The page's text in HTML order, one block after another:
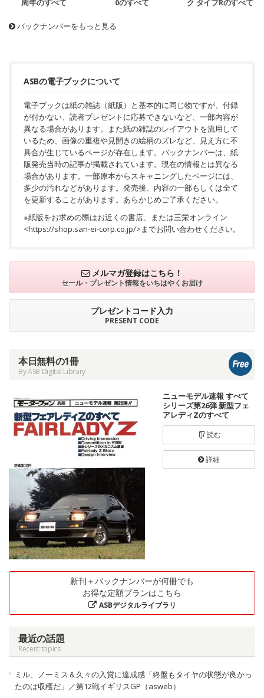
周年のすべて 0のすべて ク タイプRのすべて
バックナンバーをもっと見る
ASBの電子ブックについて
電子ブックは紙の雑誌（紙版）と基本的に同じ物ですが、付録
が付かない、読者プレゼントに応募できないなど、一部内容が
異なる場合があります。また紙の雑誌のレイアウトを流用して
いるため、画像の重複や見開きの絵柄のズレなど、見え方に不
具合が生じているページが存在します。バックナンバーは、紙
版発売当時の記事が掲載されています。現在の情報とは異なる
場合があります。一部原本からスキャニングしたページには、
多少の汚れなどがあります。発売後、内容の一部もしくは全て
を更新することがあります。あらかじめご了承ください。
※紙版をお求めの際はお近くの書店、または三栄オンライン
<https://shop.san-ei-corp.co.jp/>までお問い合わせください。
メルマガ登録はこちら！
セール・プレゼント情報をいちはやくお届け
プレゼントコード入力
PRESENT CODE
本日無料の1冊
By ASB Digital Library
ニューモデル速報 すべて
シリーズ第26弾 新型フェ
アレディZのすべて
読む
詳細
新刊＋バックナンバーが何冊でも
お得な定額プランはこちら
ASBデジタルライブラリ
最近の話題
Recent topics
ミル、ノーミス＆久々の入賞に達成感「終盤もタイヤの状態が良かっ
たのは収穫だ」／第12戦イギリスGP（asweb）